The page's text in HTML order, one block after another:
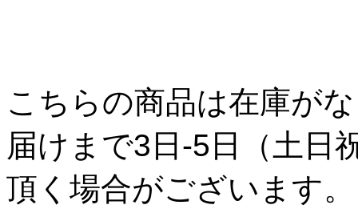
こちらの商品は在庫が
届けまで3日-5日（土日
頂く場合がございます。